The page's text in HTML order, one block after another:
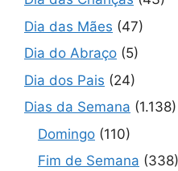
Dia das Mães (47)
Dia do Abraço (5)
Dia dos Pais (24)
Dias da Semana (1.138)
Domingo (110)
Fim de Semana (338)